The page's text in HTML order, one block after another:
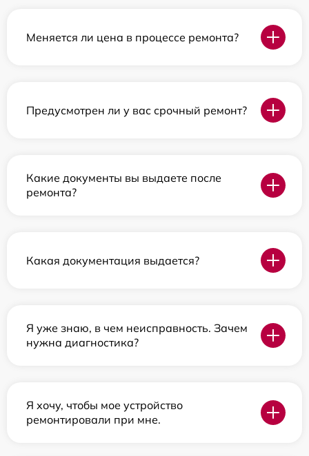
Меняется ли цена в процессе ремонта?
Предусмотрен ли у вас срочный ремонт?
Какие документы вы выдаете после
ремонта?
Какая документация выдается?
Я уже знаю, в чем неисправность. Зачем
нужна диагностика?
Я хочу, чтобы мое устройство
ремонтировали при мне.